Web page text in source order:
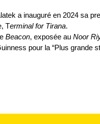
a inauguré en 2024 sa
Terminal for Tirana.
Beacon, exposée au Noor
pour la “Plus grande